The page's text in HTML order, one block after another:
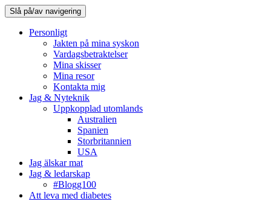
Slå på/av navigering
Personligt
Jakten på mina syskon
Vardagsbetraktelser
Mina skisser
Mina resor
Kontakta mig
Jag & Nyteknik
Uppkopplad utomlands
Australien
Spanien
Storbritannien
USA
Jag älskar mat
Jag & ledarskap
#Blogg100
Att leva med diabetes